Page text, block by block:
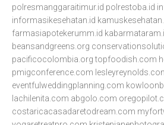
polresmanggaraitimur.id polrestoba.id
informasikesehatan.id
farmasiapotekerumm.id
beansandgreens.org
pacificocolombia.org topfoodish.com
pmigconference.com
eventfulweddingplanning.com
lachilenita.com abgolo.com
costaricacasadaretodream.com